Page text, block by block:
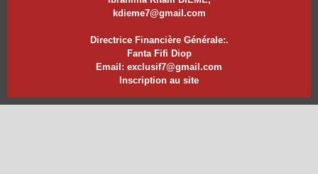
kdieme7@gmail.com
Directrice Financière Générale:.
Fanta Fifi Diop
Email: exclusif7@gmail.com
Inscription au site